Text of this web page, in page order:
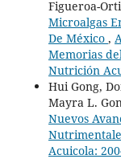
Figueroa-
Microalgas
De México ,
Memorias
Nutrición
Hui Gong,
Mayra L.
Nuevos
Acuicola: